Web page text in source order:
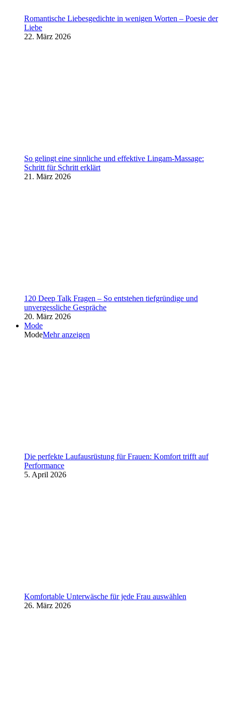
Romantische Liebesgedichte in wenigen Worten – Poesie der
Liebe
22. März 2026
So gelingt eine sinnliche und effektive Lingam-Massage:
Schritt für Schritt erklärt
21. März 2026
120 Deep Talk Fragen – So entstehen tiefgründige und
unvergessliche Gespräche
20. März 2026
Mode
ModeMehr anzeigen
Die perfekte Laufausrüstung für Frauen: Komfort trifft auf
Performance
5. April 2026
Komfortable Unterwäsche für jede Frau auswählen
26. März 2026